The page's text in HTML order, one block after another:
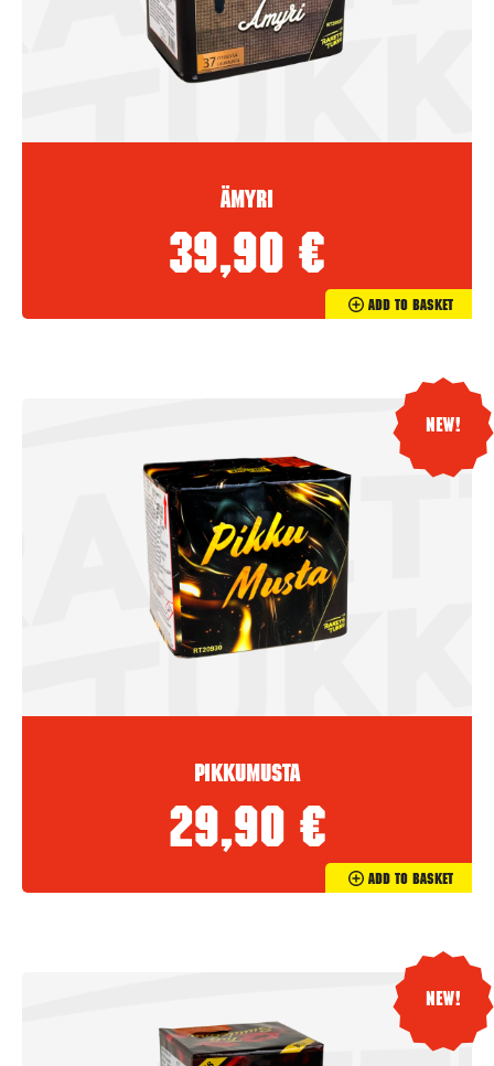
Ämyri
39,90 €
Add To Basket
New!
Pikkumusta
29,90 €
Add To Basket
New!